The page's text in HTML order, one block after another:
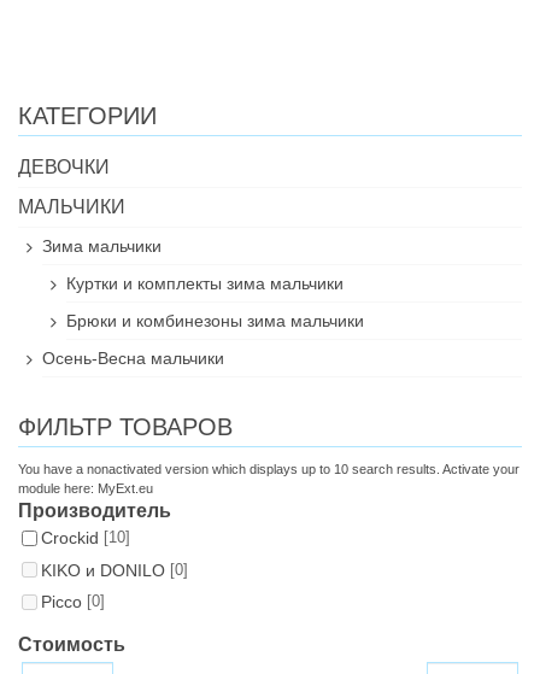
КАТЕГОРИИ
ДЕВОЧКИ
МАЛЬЧИКИ
Зима мальчики
Куртки и комплекты зима мальчики
Брюки и комбинезоны зима мальчики
Осень-Весна мальчики
ФИЛЬТР ТОВАРОВ
You have a nonactivated version which displays up to 10 search results. Activate your
module here: MyExt.eu
Производитель
Croсkid [10]
KIKO и DONILO [0]
Picco [0]
Стоимость